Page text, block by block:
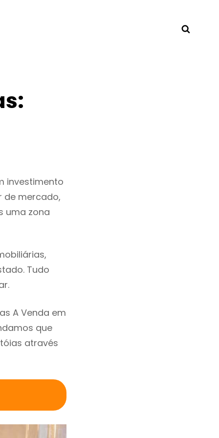
investimento
de mercado,
uma zona
Tudo
A Venda em
que
através